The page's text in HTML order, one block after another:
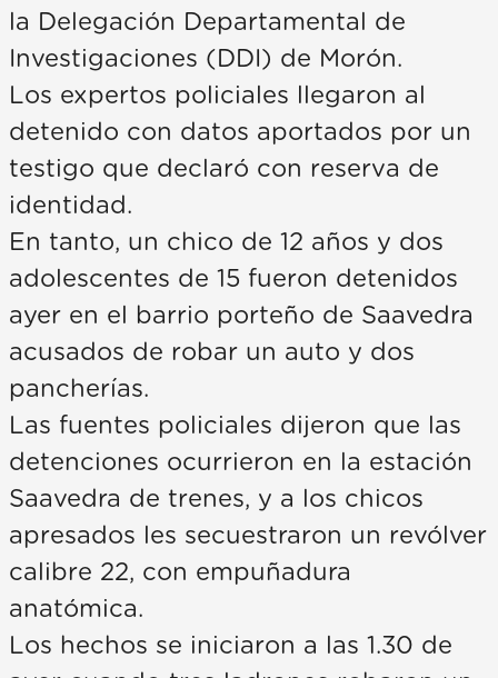
la Delegación Departamental de
Investigaciones (DDI) de Morón.
Los expertos policiales llegaron al
detenido con datos aportados por un
testigo que declaró con reserva de
identidad.
En tanto, un chico de 12 años y dos
adolescentes de 15 fueron detenidos
ayer en el barrio porteño de Saavedra
acusados de robar un auto y dos
pancherías.
Las fuentes policiales dijeron que las
detenciones ocurrieron en la estación
Saavedra de trenes, y a los chicos
apresados les secuestraron un revólver
calibre 22, con empuñadura
anatómica.
Los hechos se iniciaron a las 1.30 de